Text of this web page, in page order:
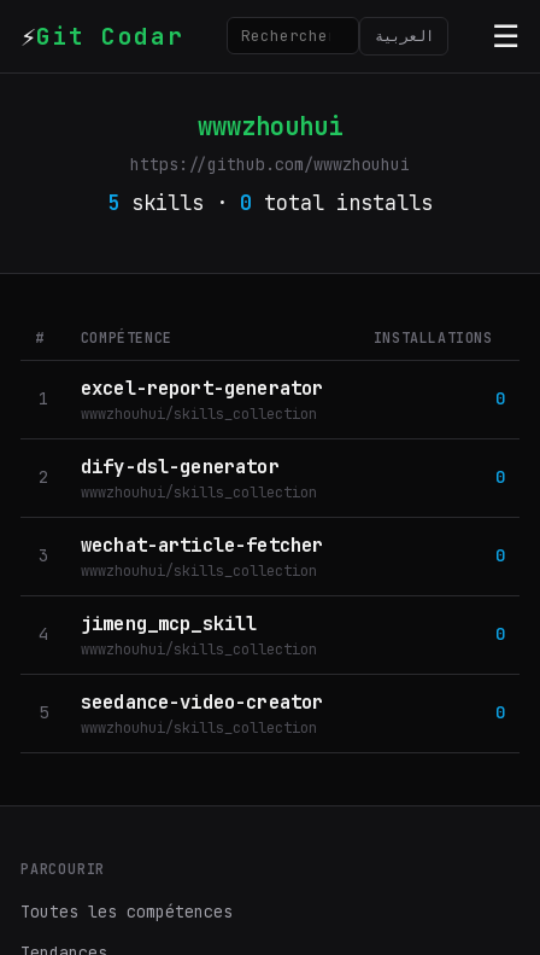
⚡Git Codar العربية ☰
wwwzhouhui
https://github.com/wwwzhouhui
5 skills · 0 total installs
# COMPÉTENCE INSTALLATIONS
1 excel-report-generator
wwwzhouhui/skills_collection
0
2 dify-dsl-generator
wwwzhouhui/skills_collection
0
3 wechat-article-fetcher
wwwzhouhui/skills_collection
0
4 jimeng_mcp_skill
wwwzhouhui/skills_collection
0
5 seedance-video-creator
wwwzhouhui/skills_collection
0
PARCOURIR
Toutes les compétences